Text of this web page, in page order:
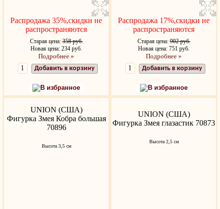
Распродажа 35%,скидки не
распространяются
Старая цена:358 руб.
Новая цена: 234 руб.
Подробнее »
Добавить в корзину
В избранное
Распродажа 17%,скидки не
распространяются
Старая цена:902 руб.
Новая цена: 751 руб.
Подробнее »
Добавить в корзину
В избранное
UNION (США)
Фигурка Змея Кобра большая
70896
Высота 3,5 см
UNION (США)
Фигурка Змея глазастик 70873
Высота 2,5 см